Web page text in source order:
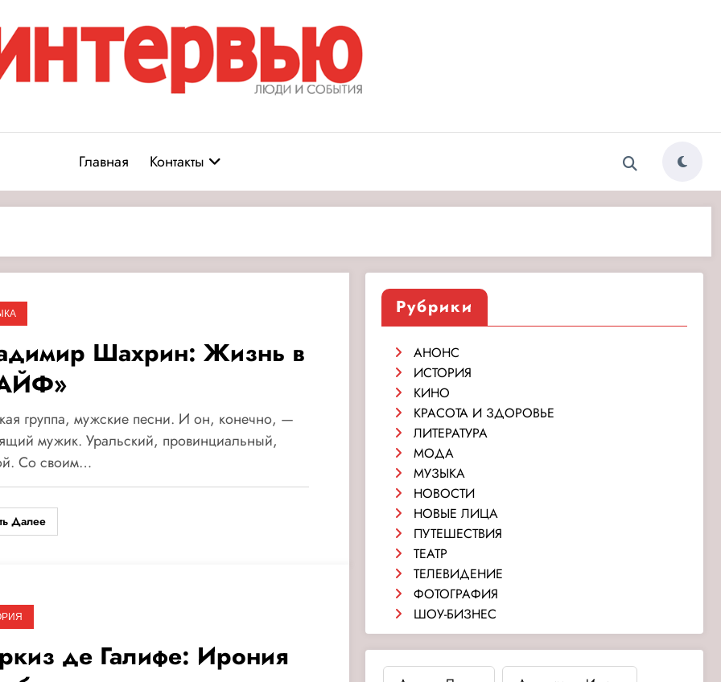
«Интервью: Люди и события»
Главная
Контакты
Шахрин: Жизнь в
группа, мужские песни. И он, конечно, —
мужик. Уральский, провинциальный,
Со своим…
Далее
де Галифе: Ирония
Рубрики
АНОНС
ИСТОРИЯ
КИНО
КРАСОТА И ЗДОРОВЬЕ
ЛИТЕРАТУРА
МОДА
МУЗЫКА
НОВОСТИ
НОВЫЕ ЛИЦА
ПУТЕШЕСТВИЯ
ТЕАТР
ТЕЛЕВИДЕНИЕ
ФОТОГРАФИЯ
ШОУ-БИЗНЕС